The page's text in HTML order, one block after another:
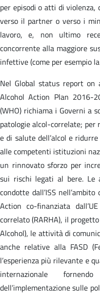
per episodi o atti di
verso il partner o verso i
lavoro, e, non ultimo
concorrente alla maggiore
infettive (come per esempio
Nel Global status report on
Alcohol Action Plan 2016-
(WHO) richiama i Governi a
patologie alcol-correlate; per
e di salute dell’alcol e
alle competenti istituzioni
un rinnovato sforzo per
sui rischi legati al bere.
condotte dall’ISS
Action co-finanziata
correlato (RARHA), il
Alcohol), le attività di
anche relative alla FASD
l’esperienza più rilevante e
internazionale
dell’implementazione sulle